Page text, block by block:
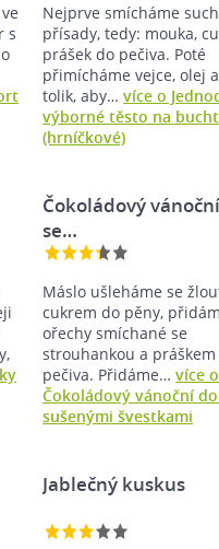
s
Nejprve smícháme
přísady, tedy: mouka,
prášek do pečiva. Poté
přimícháme vejce, olej
tolik, aby…více o
výborné těsto na
(hrníčkové)
Čokoládový
se…
Máslo ušleháme se
cukrem do pěny,
ořechy smíchané se
strouhankou a
pečiva. Přidáme…více o
Čokoládový vánoční
sušenými švestkami
Jablečný kuskus